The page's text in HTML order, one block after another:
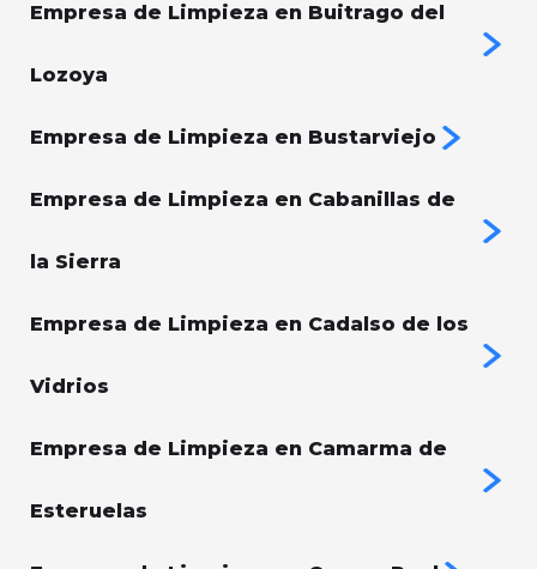
Empresa de Limpieza en Buitrago del
Lozoya
Empresa de Limpieza en Bustarviejo
Empresa de Limpieza en Cabanillas de
la Sierra
Empresa de Limpieza en Cadalso de los
Vidrios
Empresa de Limpieza en Camarma de
Esteruelas